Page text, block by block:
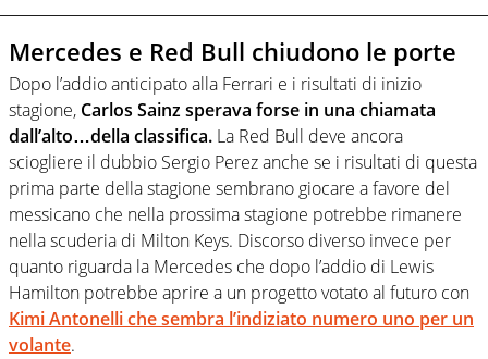
Mercedes e Red Bull chiudono le porte
Dopo l’addio anticipato alla Ferrari e i risultati di inizio
stagione, Carlos Sainz sperava forse in una chiamata
dall’alto…della classifica. La Red Bull deve ancora
sciogliere il dubbio Sergio Perez anche se i risultati di questa
prima parte della stagione sembrano giocare a favore del
messicano che nella prossima stagione potrebbe rimanere
nella scuderia di Milton Keys. Discorso diverso invece per
quanto riguarda la Mercedes che dopo l’addio di Lewis
Hamilton potrebbe aprire a un progetto votato al futuro con
Kimi Antonelli che sembra l’indiziato numero uno per un
volante.